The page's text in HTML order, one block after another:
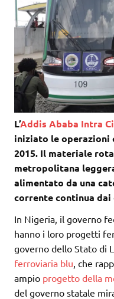
L’Addis Ababa Intra
iniziato le operazioni
2015. Il materiale
metropolitana
alimentato da una
corrente continua
In Nigeria, il governo
hanno i loro progetti
governo dello Stato di
ferroviaria blu , che
ampio progetto della
del governo statale